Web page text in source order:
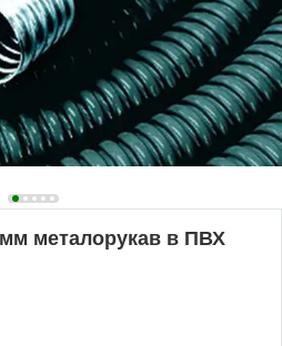
металорукав в ПВХ